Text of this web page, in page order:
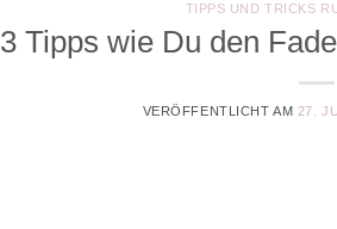
TIPPS UND TRICKS
3 Tipps wie Du den
VERÖFFENTLICHT AM 27.